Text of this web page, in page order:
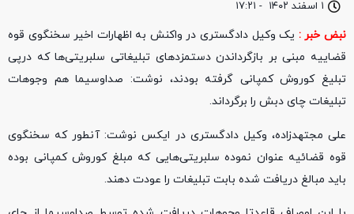
۱ اسفند ۱۴۰۲ - ۱۷:۲۱
نبض خبر : یک وکیل دادگستری در واکنش به اظهارات اخیر سخنگوی قوه
قضاییه مبنی بر بازگرداندن دستمزد‌های تبلیغاتی سلبریتی‌ها که درپی
تبلیغ کوروش کمپانی گرفته بودند، نوشت: صداوسیما هم وجوهات
تبلیغات چای دبش را برگرداند.
علی مجتهدزاده، وکیل دادگستری در ایکس نوشت: آنطور که سخنگوی
قوه قضائیه عنوان نموده سلبریتی‌هایی که مبلغ کوروش کمپانی بوده
باید مبالغ دریافت شده بابت تبلیغات را عودت دهند.